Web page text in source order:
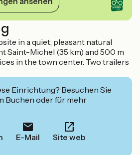
in a quiet, pleasant natural
Saint-Michel (35 km) and 500 m
in the town center. Two trailers
Einrichtung? Besuchen Sie
Buchen oder für mehr
E-Mail Site web